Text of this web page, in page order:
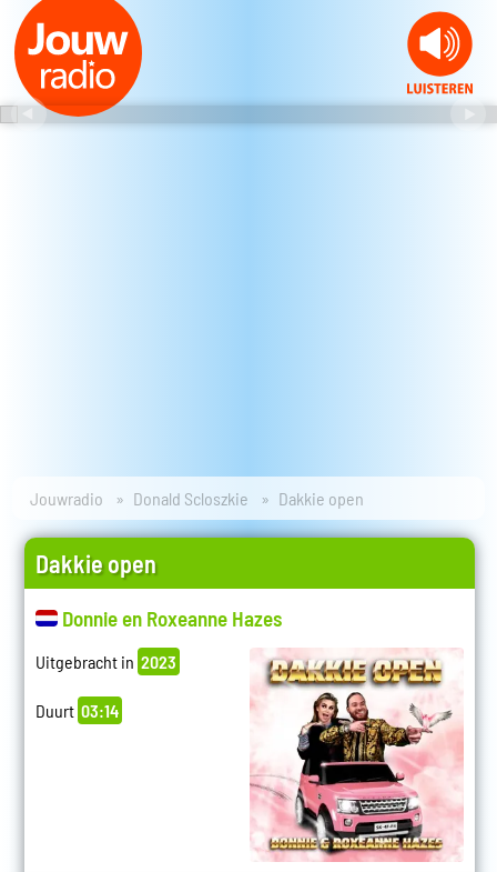
Jouwradio Donald Scloszkie Dakkie open
Dakkie open
Donnie en Roxeanne Hazes
Uitgebracht in 2023
Duurt 03:14